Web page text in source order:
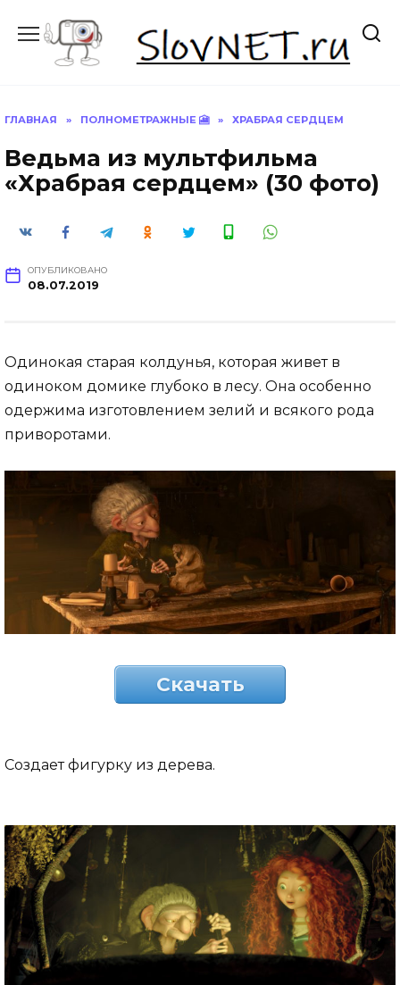
содержанию
ГЛАВНАЯ » ПОЛНОМЕТРАЖНЫЕ 🎦 » ХРАБРАЯ СЕРДЦЕМ
Ведьма из мультфильма
«Храбрая сердцем» (30 фото)
ОПУБЛИКОВАНО
08.07.2019
Одинокая старая колдунья, которая живет в
одиноком домике глубоко в лесу. Она особенно
одержима изготовлением зелий и всякого рода
приворотами.
Скачать
Создает фигурку из дерева.